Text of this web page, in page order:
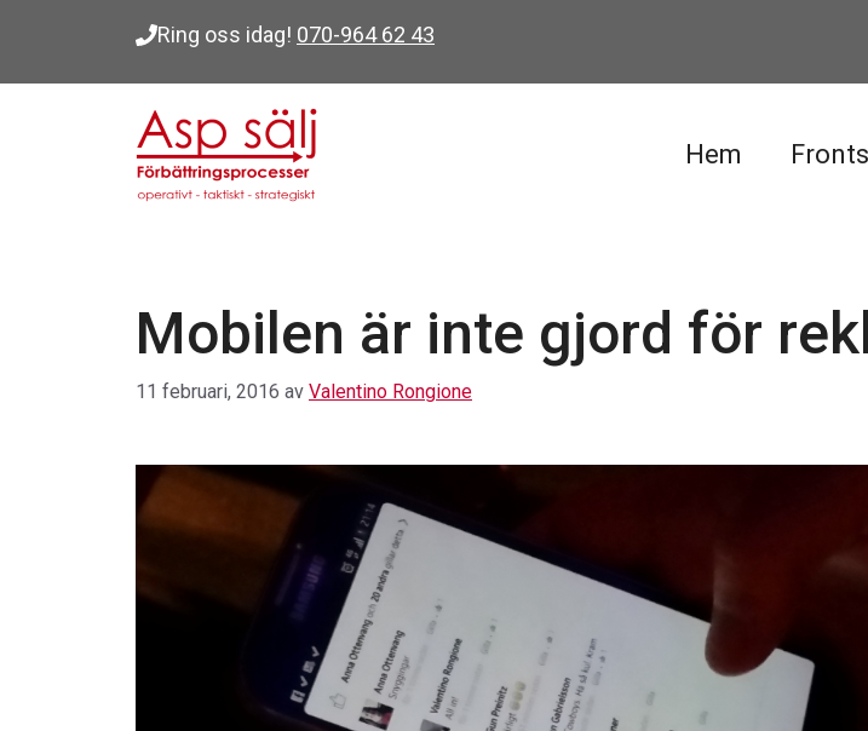
Ring oss idag! 070-964 62 43
Hem
Mobilen är inte gjord för
11 februari, 2016 av Valentino Rongione